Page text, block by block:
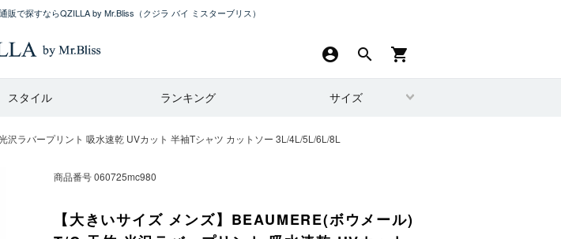
販で探すならQZILLA by Mr.Bliss （クジラ バイ ミスターブリス）
shopping_cart
search
account_circle
スタイル ランキング サイズ
沢ラバープリント 吸水速乾 UVカット 半袖Tシャツ カットソー 3L/4L/5L/6L/8L
商品番号060725mc980
【大きいサイズ メンズ】BEAUMERE(ボウメール)